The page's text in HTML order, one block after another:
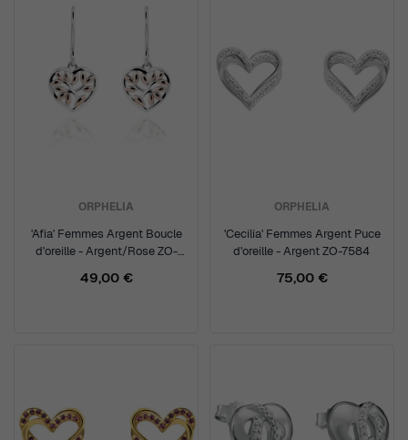
ORPHELIA
'Afia' Femmes Argent Boucle
d'oreille - Argent/Rose ZO-
49,00 €
ORPHELIA
'Cecilia' Femmes Argent Puce
d'oreille - Argent ZO-7584
75,00 €